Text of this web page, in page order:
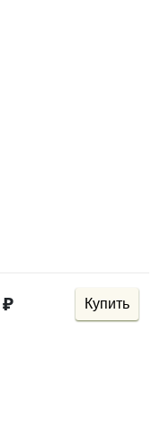
₽ Купить